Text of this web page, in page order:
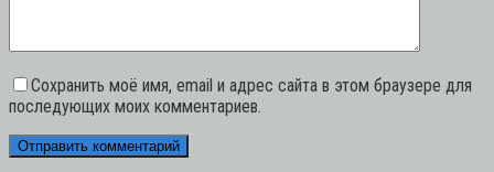
Сохранить моё имя, email и адрес сайта в этом браузере для
последующих моих комментариев.